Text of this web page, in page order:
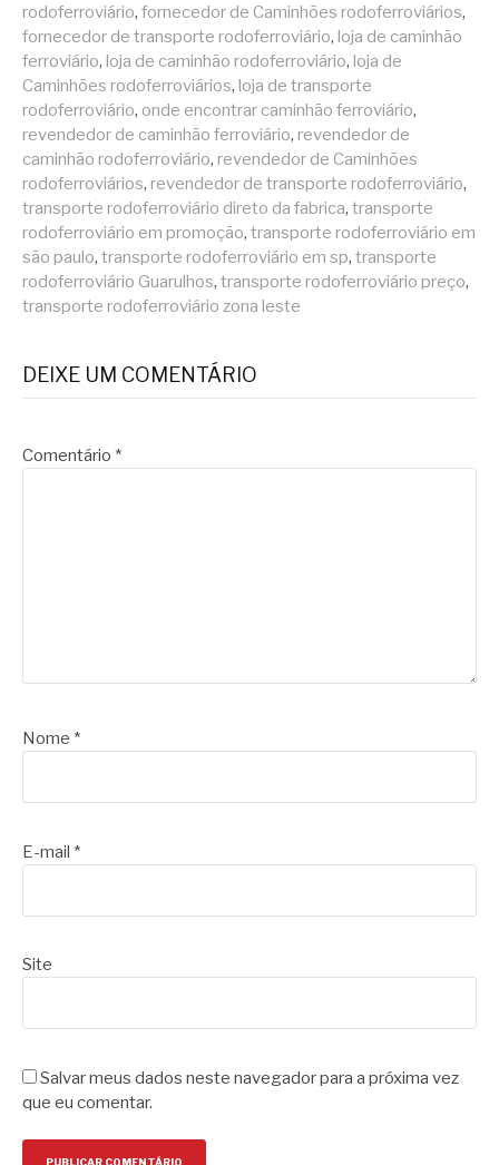
rodoferroviário, fornecedor de Caminhões rodoferroviários,
fornecedor de transporte rodoferroviário, loja de caminhão
ferroviário, loja de caminhão rodoferroviário, loja de
Caminhões rodoferroviários, loja de transporte
rodoferroviário, onde encontrar caminhão ferroviário,
revendedor de caminhão ferroviário, revendedor de
caminhão rodoferroviário, revendedor de Caminhões
rodoferroviários, revendedor de transporte rodoferroviário,
transporte rodoferroviário direto da fabrica, transporte
rodoferroviário em promoção, transporte rodoferroviário em
são paulo, transporte rodoferroviário em sp, transporte
rodoferroviário Guarulhos, transporte rodoferroviário preço,
transporte rodoferroviário zona leste
DEIXE UM COMENTÁRIO
Comentário *
Nome *
E-mail *
Site
Salvar meus dados neste navegador para a próxima vez
que eu comentar.